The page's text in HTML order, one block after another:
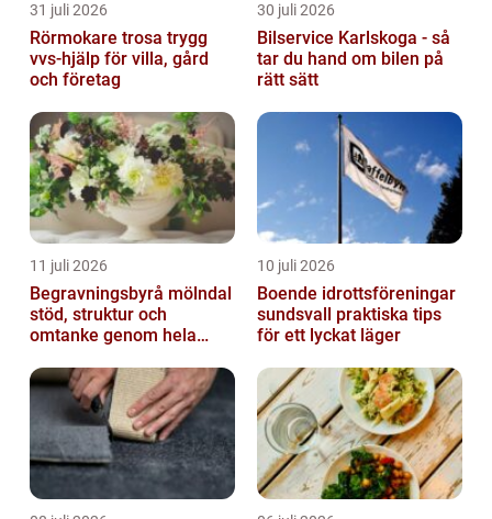
31 juli 2026
Rörmokare trosa trygg
vvs-hjälp för villa, gård
och företag
30 juli 2026
Bilservice Karlskoga - så
tar du hand om bilen på
rätt sätt
11 juli 2026
Begravningsbyrå mölndal
stöd, struktur och
omtanke genom hela
10 juli 2026
Boende idrottsföreningar
sundsvall praktiska tips
för ett lyckat läger